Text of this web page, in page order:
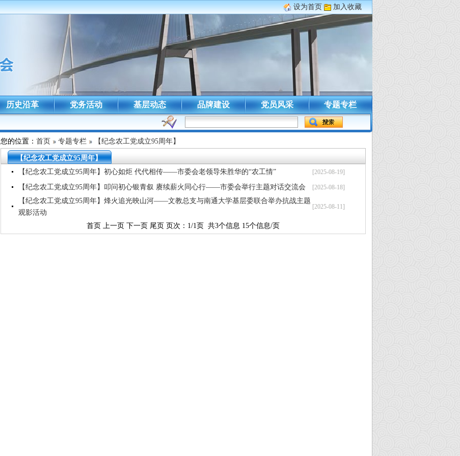
设为首页 加入收藏
历史沿革 党务活动 基层动态 品牌建设 党员风采 专题专栏
您的位置： 首页 专题专栏 【纪念农工党成立95周年】
【纪念农工党成立95周年】
【纪念农工党成立95周年】初心如炬 代代相传——市委会老领导朱胜华的“农工情”
[2025-08-19]
【纪念农工党成立95周年】叩问初心银青叙 赓续薪火同心行——市委会举行主题对话交流会 [2025-08-18]
【纪念农工党成立95周年】烽火追光映山河——文教总支与南通大学基层委联合举办抗战主题
观影活动
[2025-08-11]
首页 上一页 下一页 尾页 页次：1/1页 共3个信息 15个信息/页